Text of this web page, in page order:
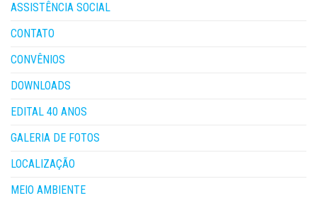
ASSISTÊNCIA SOCIAL
CONTATO
CONVÊNIOS
DOWNLOADS
EDITAL 40 ANOS
GALERIA DE FOTOS
LOCALIZAÇÃO
MEIO AMBIENTE